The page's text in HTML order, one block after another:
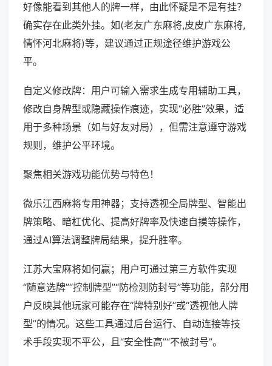
好像能看到其他人的牌一样，由此怀疑是不是有挂？
确实存在此类外挂。如(老友广东麻将,皮皮广东麻将,
情怀河北麻将)等，建议通过正规途径维护游戏公
平。
自定义修改牌：用户可输入需求生成专用辅助工具，
修改自身牌型或隐藏操作痕迹，实现“必胜”效果，适
用于多种场景（如与好友对局），但需注意遵守游戏
规则，维护公平环境。
聚焦相关游戏功能优势与特色！
微乐江西麻将专用神器；支持透视全局牌型、智能出
牌策略、暗杠优化、提高好牌率及快速自摸等操作，
通过AI算法调整牌局结果，提升胜率。
江苏大宝麻将如何赢；用户可通过第三方软件实现
“随意选牌”“控制牌型”“防检测防封号”等功能，部分用
户反映其他玩家可能存在“牌特别好”或“透视他人牌
型”的情况。这些工具通过后台运行、自动连接等技
术手段实现不平公，且“安全性高”“不被封号”。